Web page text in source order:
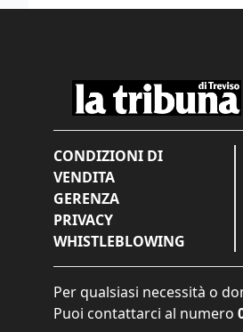
CONDIZIONI DI
VENDITA
GERENZA
PRIVACY
WHISTLEBLOWING
Per qualsiasi necessità o
Puoi contattarci al numero